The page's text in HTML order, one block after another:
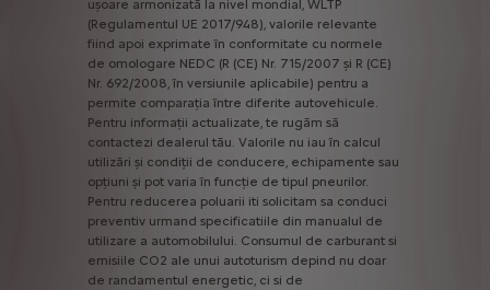
ușoare armonizată la nivel mondial, WLTP
(Regulamentul UE 2017/948), valorile relevante
fiind apoi exprimate în conformitate cu normele
de omologare NEDC (R (CE) Nr. 715/2007 și R (CE)
Nr. 692/2008, în versiunile aplicabile) pentru a
permite comparația între diferite autovehicule.
Pentru informații actualizate, te rugăm să
contactezi dealerul tău. Valorile nu iau în calcul
utilizări și condiții de conducere, echipamente sau
opțiuni și pot varia în funcție de tipul pneurilor.
Pentru reducerea poluarii iti solicitam sa conduci
preventiv urmand specificatiile din manualul de
utilizare a automobilului. Consumul de carburant si
emisiile CO2 ale unui autoturism depind nu doar
de randamentul energetic, ci si de